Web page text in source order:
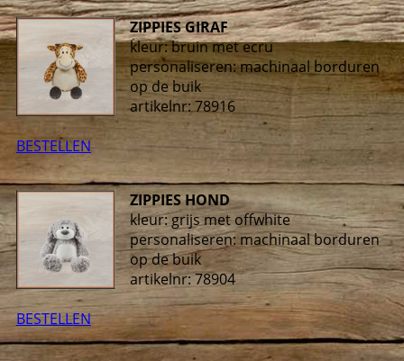
ZIPPIES GIRAF
kleur: bruin met ecru
personaliseren: machinaal borduren
op de buik
artikelnr: 78916
BESTELLEN
ZIPPIES HOND
kleur: grijs met offwhite
personaliseren: machinaal borduren
op de buik
artikelnr: 78904
BESTELLEN